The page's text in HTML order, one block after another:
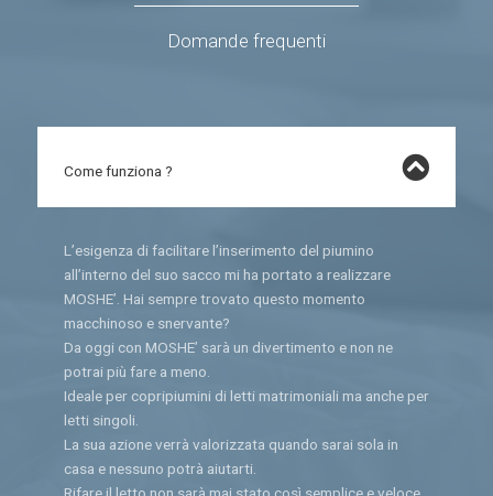
Domande frequenti
Come funziona ?
L’esigenza di facilitare l’inserimento del piumino
all’interno del suo sacco mi ha portato a realizzare
MOSHE’. Hai sempre trovato questo momento
macchinoso e snervante?
Da oggi con MOSHE’ sarà un divertimento e non ne
potrai più fare a meno.
Ideale per copripiumini di letti matrimoniali ma anche per
letti singoli.
La sua azione verrà valorizzata quando sarai sola in
casa e nessuno potrà aiutarti.